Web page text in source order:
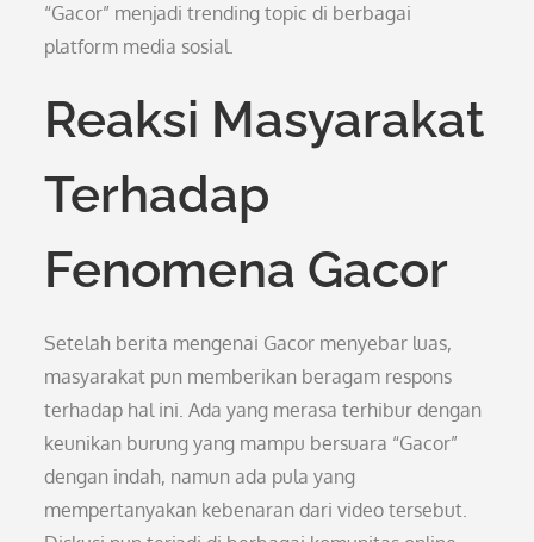
“Gacor” menjadi trending topic di berbagai
platform media sosial.
Reaksi Masyarakat
Terhadap
Fenomena Gacor
Setelah berita mengenai Gacor menyebar luas,
masyarakat pun memberikan beragam respons
terhadap hal ini. Ada yang merasa terhibur dengan
keunikan burung yang mampu bersuara “Gacor”
dengan indah, namun ada pula yang
mempertanyakan kebenaran dari video tersebut.